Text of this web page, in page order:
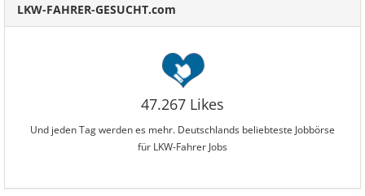
LKW-FAHRER-GESUCHT.com
47.267 Likes
Und jeden Tag werden es mehr. Deutschlands beliebteste Jobbörse
für LKW-Fahrer Jobs